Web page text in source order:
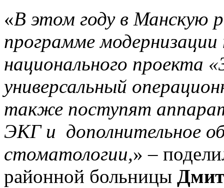
«В этом году в Манскую
программе модернизации
национального проекта
универсальный
также поступят
ЭКГ и дополнительное
стоматологии,» –
районной больницы